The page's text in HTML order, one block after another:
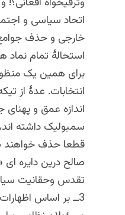
اتحاد سیاسی و
خارجی و حذف
استحالۀ تمام
برای همین یک
انتخابات. عدۀ از
اندازه عمق و
سمبولیک داشته
قطعا حذف خواهند
صالح درین دایره
تقدس وحقانیت
3ــ بر اساس